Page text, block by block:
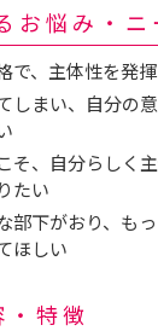
お悩み・ニ
で、主体性を発
しまい、自分の
そ、自分らしく
たい
部下がおり、も
ほしい
特徴